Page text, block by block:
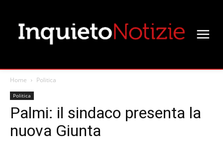
Home Politica
Politica
Palmi: il sindaco presenta la
nuova Giunta